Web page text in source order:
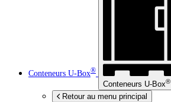
Conteneurs U-Box®
Conteneurs U-Box®
Retour au menu principal